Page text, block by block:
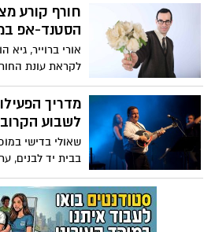
לפסנתרנים
אקוסטי סוחף
חורף קורע
הסטנד-אפ
אורי ברוייר, גיא
לקראת עונת
מונארט מרכז
סטנד-אפ שנונים
אמני הסטנד-אפ
מדריך
לשבוע
שאולי בדישי
בבית יד לבנים,
האופרה
הצגות ופעילויות
ועוד ועוד - כל
באשדוד